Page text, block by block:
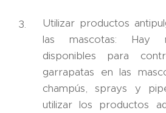
Utilizar productos
las mascotas: Hay
disponibles para
garrapatas en las
champús, sprays y
utilizar los productos